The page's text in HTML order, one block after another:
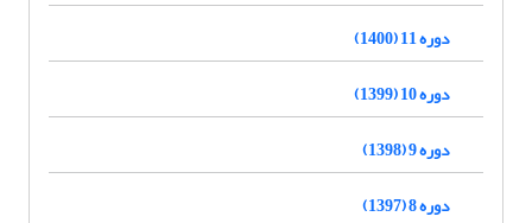
دوره 11 (1400)
دوره 10 (1399)
دوره 9 (1398)
دوره 8 (1397)